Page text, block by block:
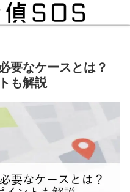
含みます。
要なケースとは？
も解説